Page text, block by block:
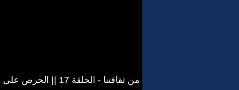
من ثقافتنا - الحلقة 17 || الحرص على نقاء الثقافة الإسلامية